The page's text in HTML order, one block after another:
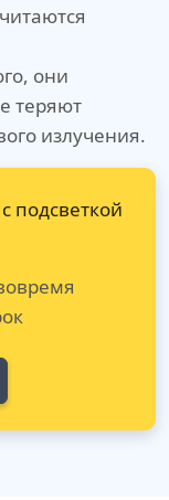
они
теряют
излучения.
с подсветкой